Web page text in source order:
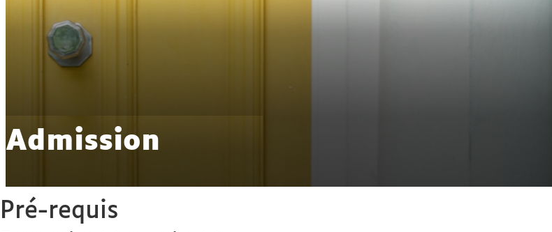
Admission
Pré-requis